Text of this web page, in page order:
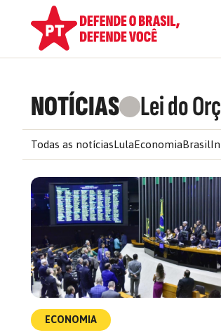
NOTÍCIAS Lei do
Todas as notíciasLulaEconomiaBrasil
ECONOMIA